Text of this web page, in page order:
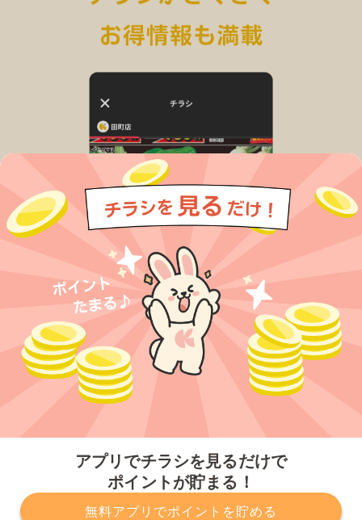
アプリでチラシを見るだけで
ポイントが貯まる！
無料アプリでポイントを貯める